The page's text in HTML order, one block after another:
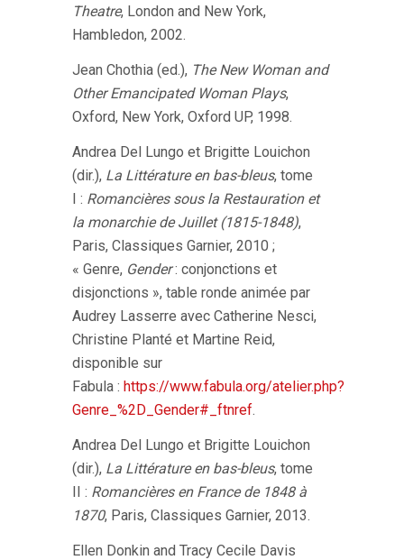
Theatre, London and New York,
Hambledon, 2002.
Jean Chothia (ed.), The New Woman and
Other Emancipated Woman Plays,
Oxford, New York, Oxford UP, 1998.
Andrea Del Lungo et Brigitte Louichon
(dir.), La Littérature en bas-bleus, tome
I : Romancières sous la Restauration et
la monarchie de Juillet (1815-1848),
Paris, Classiques Garnier, 2010 ;
« Genre, Gender: conjonctions et
disjonctions », table ronde animée par
Audrey Lasserre avec Catherine Nesci,
Christine Planté et Martine Reid,
disponible sur
Fabula : https://www.fabula.org/atelier.php?
Genre_%2D_Gender#_ftnref.
Andrea Del Lungo et Brigitte Louichon
(dir.), La Littérature en bas-bleus, tome
II : Romancières en France de 1848 à
1870, Paris, Classiques Garnier, 2013.
Ellen Donkin and Tracy Cecile Davis